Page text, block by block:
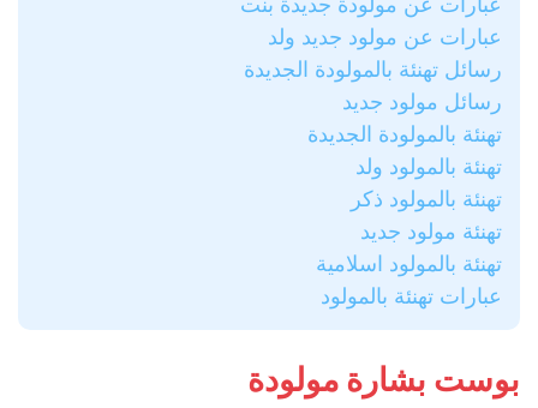
عبارات عن مولود جديد ولد
رسائل تهنئة بالمولودة الجديدة
رسائل مولود جديد
تهنئة بالمولودة الجديدة
تهنئة بالمولود ولد
تهنئة بالمولود ذكر
تهنئة مولود جديد
تهنئة بالمولود اسلامية
عبارات تهنئة بالمولود
بوست بشارة مولودة